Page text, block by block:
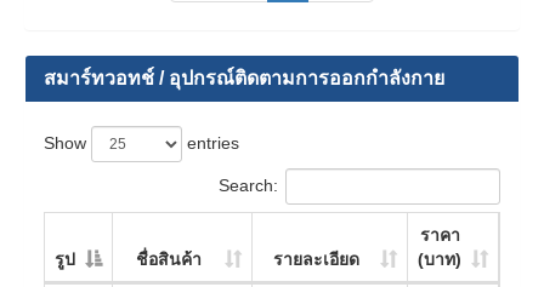
สมาร์ทวอทช์ / อุปกรณ์ติดตามการออกกำลังกาย
Show entries
Search:
รูป ชื่อสินค้า รายละเอียด
ราคา
(บาท)